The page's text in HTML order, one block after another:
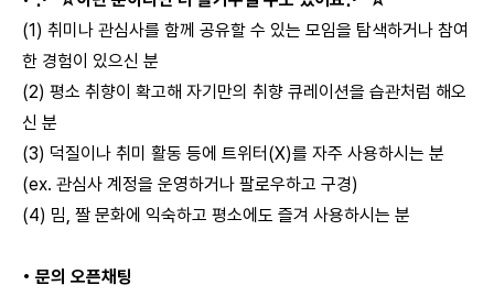
(1) 취미나 관심사를 함께 공유할 수 있는 모임을 탐색하거나 참여
한 경험이 있으신 분
(2) 평소 취향이 확고해 자기만의 취향 큐레이션을 습관처럼 해오
신 분
(3) 덕질이나 취미 활동 등에 트위터(X)를 자주 사용하시는 분
(ex. 관심사 계정을 운영하거나 팔로우하고 구경)
(4) 밈, 짤 문화에 익숙하고 평소에도 즐겨 사용하시는 분
• 문의 오픈채팅